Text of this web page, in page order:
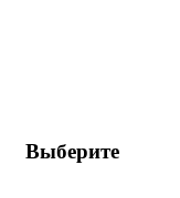
Выберите